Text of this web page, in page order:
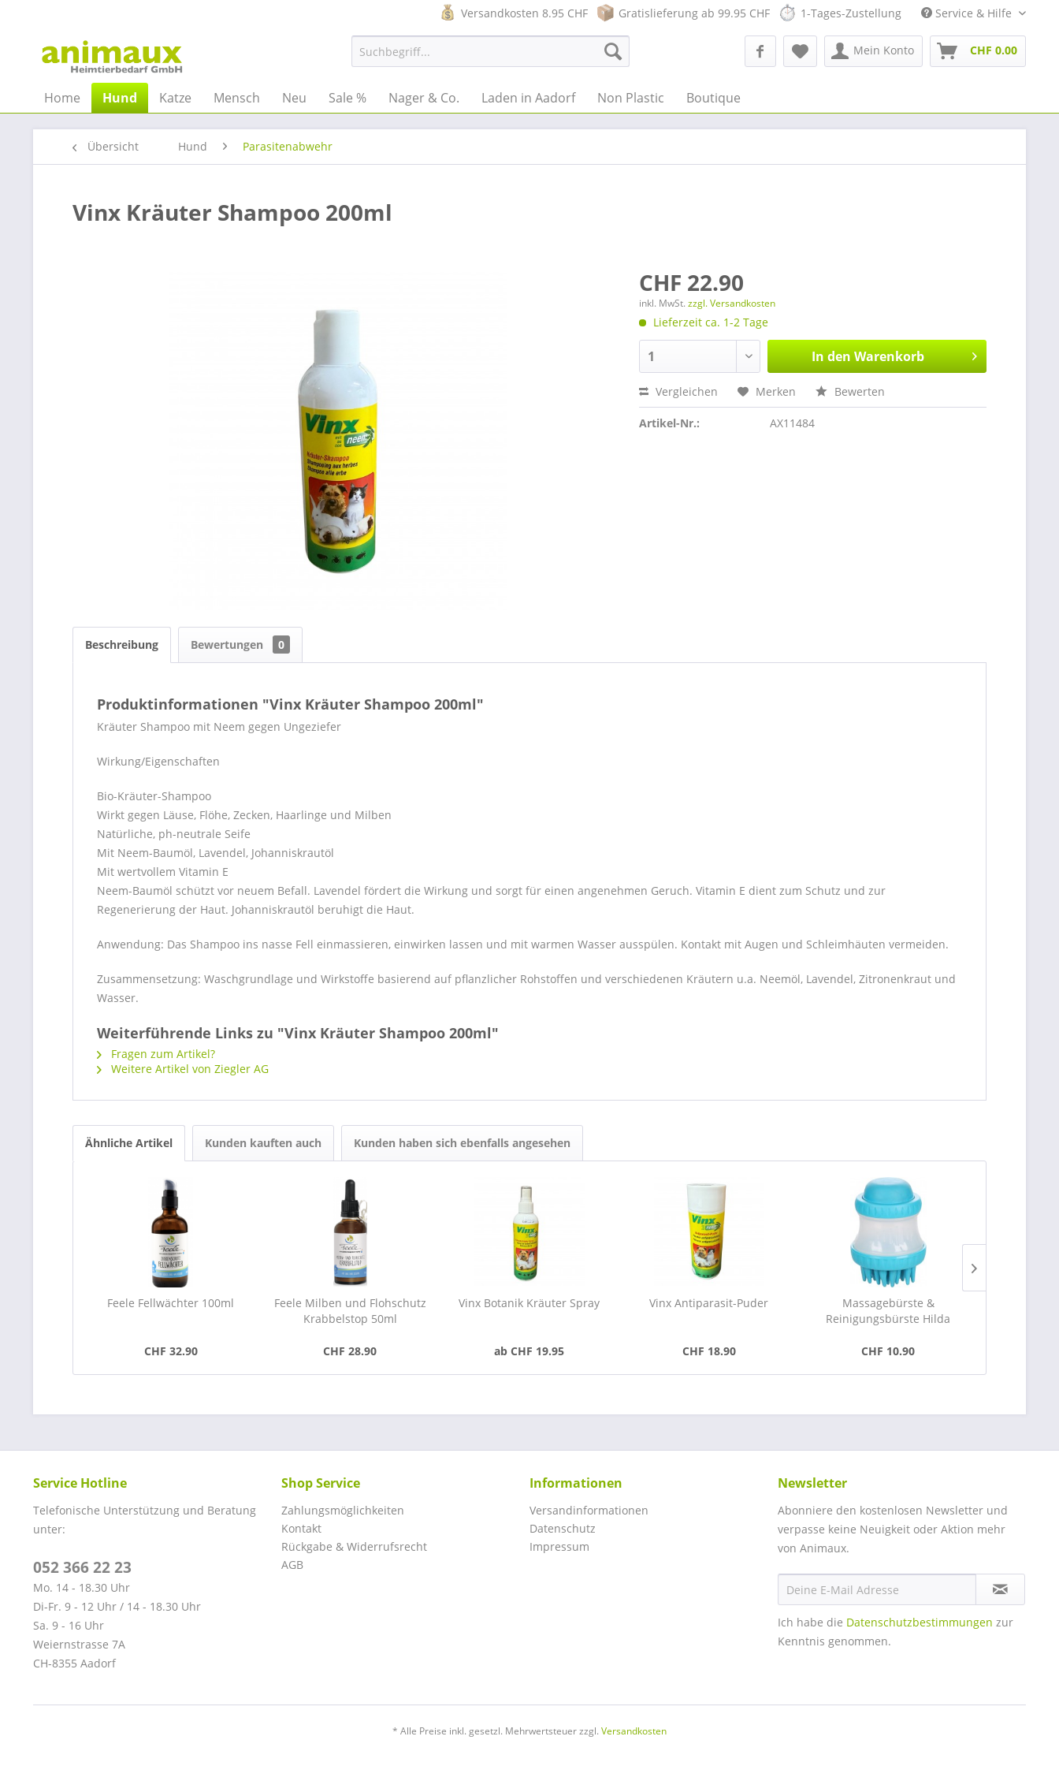
Versandkosten 8.95 CHF Gratislieferung ab 99.95 CHF 1-Tages-Zustellung Service & Hilfe
Mein Konto CHF 0.00
Home Hund Katze Mensch Neu Sale % Nager & Co. Laden in Aadorf Non Plastic Boutique
Übersicht Hund Parasitenabwehr
Vinx Kräuter Shampoo 200ml
CHF 22.90
inkl. MwSt.zzgl. Versandkosten
Lieferzeit ca. 1-2 Tage
In den Warenkorb
Vergleichen Merken Bewerten
Artikel-Nr.: AX11484
Beschreibung Bewertungen 0
Produktinformationen "Vinx Kräuter Shampoo 200ml"
Kräuter Shampoo mit Neem gegen Ungeziefer
Wirkung/Eigenschaften
Bio-Kräuter-Shampoo
Wirkt gegen Läuse, Flöhe, Zecken, Haarlinge und Milben
Natürliche, ph-neutrale Seife
Mit Neem-Baumöl, Lavendel, Johanniskrautöl
Mit wertvollem Vitamin E
Neem-Baumöl schützt vor neuem Befall. Lavendel fördert die Wirkung und sorgt für einen angenehmen Geruch. Vitamin E dient zum Schutz und zur
Regenerierung der Haut. Johanniskrautöl beruhigt die Haut.
Anwendung: Das Shampoo ins nasse Fell einmassieren, einwirken lassen und mit warmen Wasser ausspülen. Kontakt mit Augen und Schleimhäuten vermeiden.
Zusammensetzung: Waschgrundlage und Wirkstoffe basierend auf pflanzlicher Rohstoffen und verschiedenen Kräutern u.a. Neemöl, Lavendel, Zitronenkraut und
Wasser.
Weiterführende Links zu "Vinx Kräuter Shampoo 200ml"
Fragen zum Artikel?
Weitere Artikel von Ziegler AG
Ähnliche Artikel Kunden kauften auch Kunden haben sich ebenfalls angesehen
Feele Fellwächter 100ml
CHF 32.90
Feele Milben und Flohschutz
Krabbelstop 50ml
CHF 28.90
Vinx Botanik Kräuter Spray
ab CHF 19.95
Vinx Antiparasit-Puder
CHF 18.90
Massagebürste &
Reinigungsbürste Hilda
CHF 10.90
Service Hotline
Telefonische Unterstützung und Beratung
unter:
052 366 22 23
Mo. 14 - 18.30 Uhr
Di-Fr. 9 - 12 Uhr / 14 - 18.30 Uhr
Sa. 9 - 16 Uhr
Weiernstrasse 7A
CH-8355 Aadorf
Shop Service
Zahlungsmöglichkeiten
Kontakt
Rückgabe & Widerrufsrecht
AGB
Informationen
Versandinformationen
Datenschutz
Impressum
Newsletter
Abonniere den kostenlosen Newsletter und
verpasse keine Neuigkeit oder Aktion mehr
von Animaux.
Ich habe die Datenschutzbestimmungen zur
Kenntnis genommen.
* Alle Preise inkl. gesetzl. Mehrwertsteuer zzgl. Versandkosten